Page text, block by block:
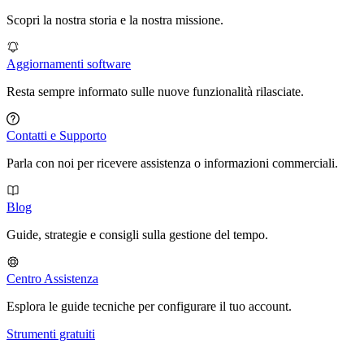
Scopri la nostra storia e la nostra missione.
Aggiornamenti software
Resta sempre informato sulle nuove funzionalità rilasciate.
Contatti e Supporto
Parla con noi per ricevere assistenza o informazioni commerciali.
Blog
Guide, strategie e consigli sulla gestione del tempo.
Centro Assistenza
Esplora le guide tecniche per configurare il tuo account.
Strumenti gratuiti